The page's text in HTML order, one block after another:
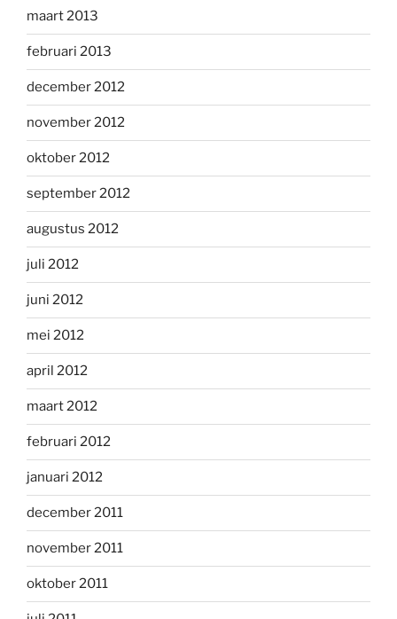
maart 2013
februari 2013
december 2012
november 2012
oktober 2012
september 2012
augustus 2012
juli 2012
juni 2012
mei 2012
april 2012
maart 2012
februari 2012
januari 2012
december 2011
november 2011
oktober 2011